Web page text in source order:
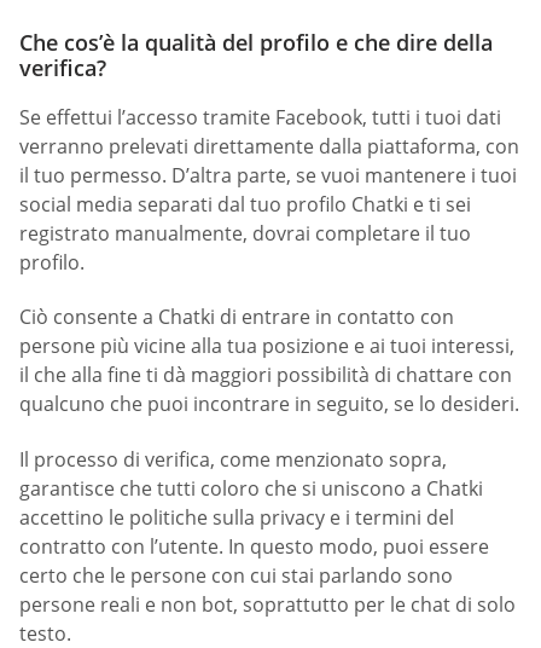
Che cos’è la qualità del profilo e che dire della
verifica?
Se effettui l’accesso tramite Facebook, tutti i tuoi dati
verranno prelevati direttamente dalla piattaforma, con
il tuo permesso. D’altra parte, se vuoi mantenere i tuoi
social media separati dal tuo profilo Chatki e ti sei
registrato manualmente, dovrai completare il tuo
profilo.
Ciò consente a Chatki di entrare in contatto con
persone più vicine alla tua posizione e ai tuoi interessi,
il che alla fine ti dà maggiori possibilità di chattare con
qualcuno che puoi incontrare in seguito, se lo desideri.
Il processo di verifica, come menzionato sopra,
garantisce che tutti coloro che si uniscono a Chatki
accettino le politiche sulla privacy e i termini del
contratto con l’utente. In questo modo, puoi essere
certo che le persone con cui stai parlando sono
persone reali e non bot, soprattutto per le chat di solo
testo.